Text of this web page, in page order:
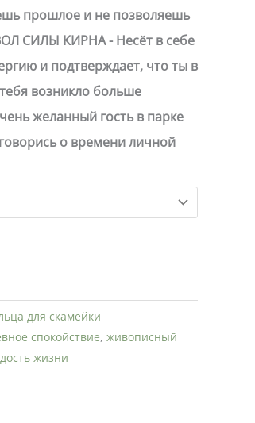
прошлое и не позволяешь
СИЛЫ КИРНА - Несёт в себе
и подтверждает, что ты в
возникло больше
желанный гость в парке
о времени личной
для скамейки
спокойствие, живописный
жизни